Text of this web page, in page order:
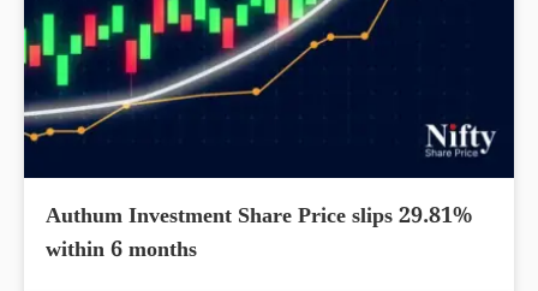
Authum Investment Share Price slips 29.81%
within 6 months